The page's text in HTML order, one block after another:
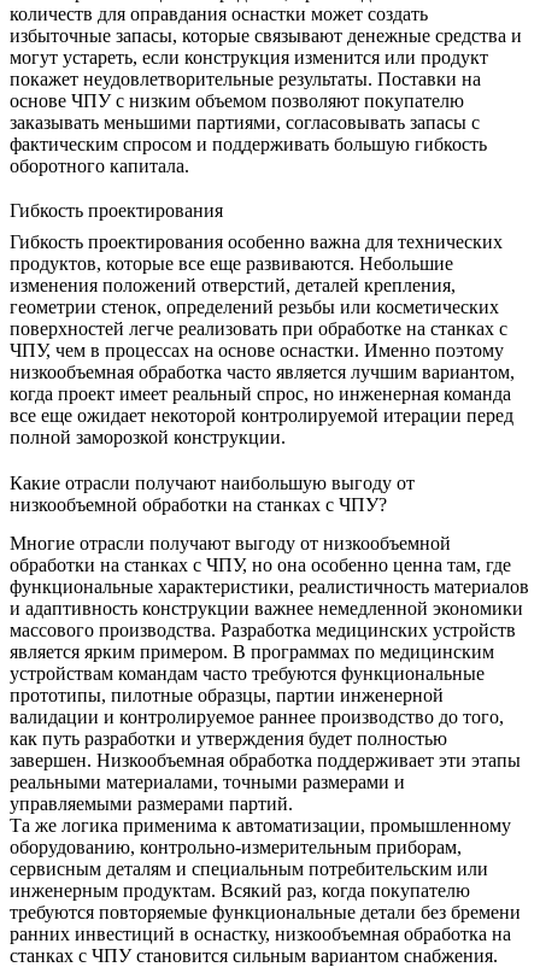
количеств для оправдания оснастки может создать
избыточные запасы, которые связывают денежные средства и
могут устареть, если конструкция изменится или продукт
покажет неудовлетворительные результаты. Поставки на
основе ЧПУ с низким объемом позволяют покупателю
заказывать меньшими партиями, согласовывать запасы с
фактическим спросом и поддерживать большую гибкость
оборотного капитала.
Гибкость проектирования
Гибкость проектирования особенно важна для технических
продуктов, которые все еще развиваются. Небольшие
изменения положений отверстий, деталей крепления,
геометрии стенок, определений резьбы или косметических
поверхностей легче реализовать при обработке на станках с
ЧПУ, чем в процессах на основе оснастки. Именно поэтому
низкообъемная обработка часто является лучшим вариантом,
когда проект имеет реальный спрос, но инженерная команда
все еще ожидает некоторой контролируемой итерации перед
полной заморозкой конструкции.
Какие отрасли получают наибольшую выгоду от
низкообъемной обработки на станках с ЧПУ?
Многие отрасли получают выгоду от низкообъемной
обработки на станках с ЧПУ, но она особенно ценна там, где
функциональные характеристики, реалистичность материалов
и адаптивность конструкции важнее немедленной экономики
массового производства. Разработка медицинских устройств
является ярким примером. В программах по медицинским
устройствам командам часто требуются функциональные
прототипы, пилотные образцы, партии инженерной
валидации и контролируемое раннее производство до того,
как путь разработки и утверждения будет полностью
завершен. Низкообъемная обработка поддерживает эти этапы
реальными материалами, точными размерами и
управляемыми размерами партий.
Та же логика применима к автоматизации, промышленному
оборудованию, контрольно-измерительным приборам,
сервисным деталям и специальным потребительским или
инженерным продуктам. Всякий раз, когда покупателю
требуются повторяемые функциональные детали без бремени
ранних инвестиций в оснастку, низкообъемная обработка на
станках с ЧПУ становится сильным вариантом снабжения.